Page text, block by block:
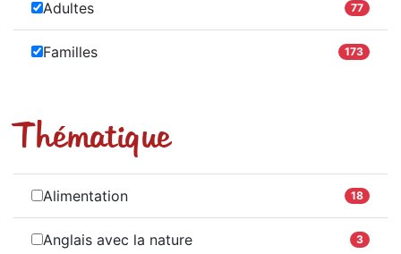
Adultes 77
Familles 173
Thématique
Alimentation 18
Anglais avec la nature 3